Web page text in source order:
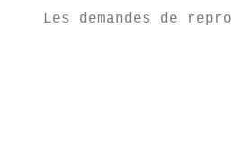
Les demandes de